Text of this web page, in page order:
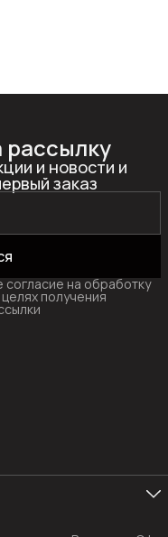
и новости и
заказ
на обработку
получения